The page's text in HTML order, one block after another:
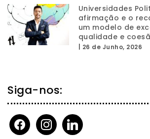
Universidades
afirmação e o
um modelo de
qualidade e
26 de Junho, 2026
Siga-nos:
facebookinstagramlinkedin